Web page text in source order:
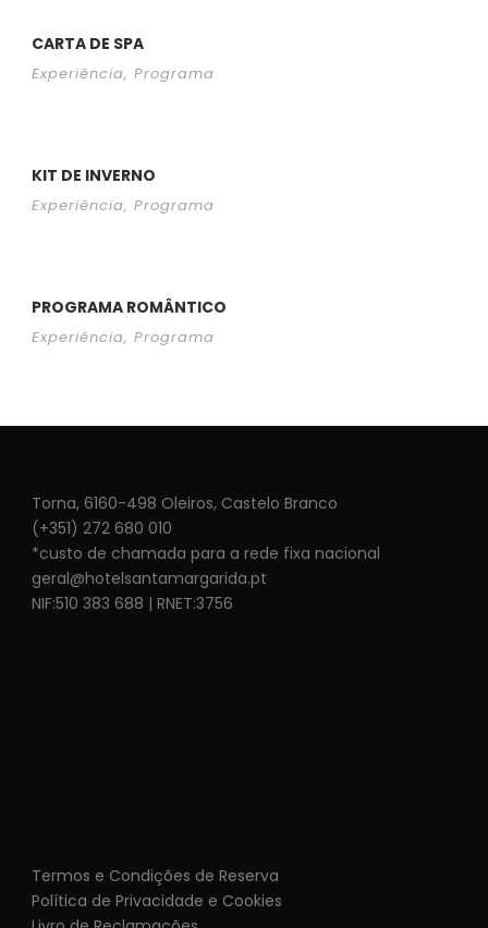
CARTA DE SPA
Experiência, Programa
KIT DE INVERNO
Experiência, Programa
PROGRAMA ROMÂNTICO
Experiência, Programa
Torna, 6160-498 Oleiros, Castelo Branco
(+351) 272 680 010
*custo de chamada para a rede fixa nacional
geral@hotelsantamargarida.pt
NIF:510 383 688 | RNET:3756
Termos e Condições de Reserva
Política de Privacidade e Cookies